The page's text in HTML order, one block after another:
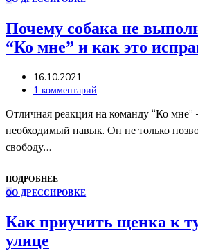
Почему собака не
“Ко мне” и как это
16.10.2021
1 комментарий
Отличная реакция на команду “Ко
необходимый навык. Он не только
свободу…
ПОДРОБНЕЕ
ОО ДРЕССИРОВКЕ
Как приучить щенка к
улице